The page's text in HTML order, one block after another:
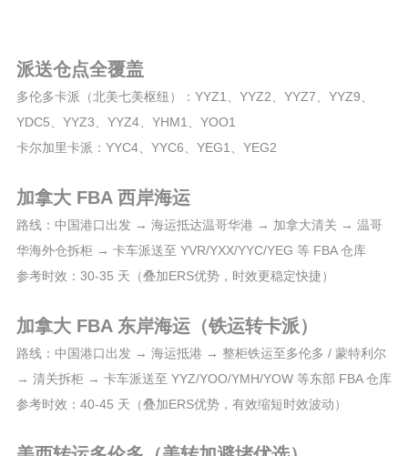
派送仓点全覆盖
多伦多卡派（北美七美枢纽）：YYZ1、YYZ2、YYZ7、YYZ9、
YDC5、YYZ3、YYZ4、YHM1、YOO1
卡尔加里卡派：YYC4、YYC6、YEG1、YEG2
加拿大 FBA 西岸海运
路线：中国港口出发 → 海运抵达温哥华港 → 加拿大清关 → 温哥
华海外仓拆柜 → 卡车派送至 YVR/YXX/YYC/YEG 等 FBA 仓库
参考时效：30-35 天（叠加ERS优势，时效更稳定快捷）
加拿大 FBA 东岸海运（铁运转卡派）
路线：中国港口出发 → 海运抵港 → 整柜铁运至多伦多 / 蒙特利尔
→ 清关拆柜 → 卡车派送至 YYZ/YOO/YMH/YOW 等东部 FBA 仓库
参考时效：40-45 天（叠加ERS优势，有效缩短时效波动）